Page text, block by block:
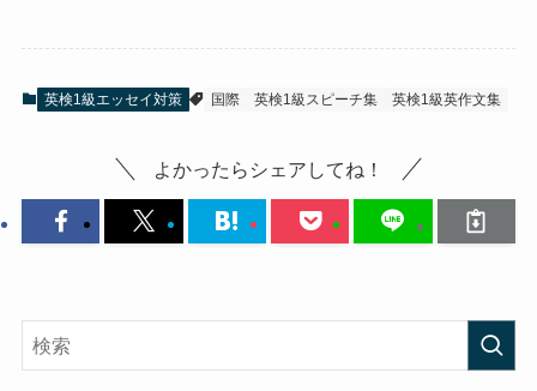
英検1級エッセイ対策 国際 英検1級スピーチ集 英検1級英作文集
よかったらシェアしてね！